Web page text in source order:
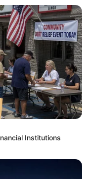
ไม่เช่นนั้นจะทุกข์ใจ
ก็เหมือนไม่มี เหมือน
ยด
Institutions